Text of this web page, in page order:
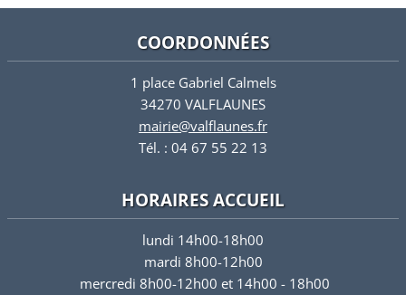
COORDONNÉES
1 place Gabriel Calmels
34270 VALFLAUNES
mairie@valflaunes.fr
Tél. : 04 67 55 22 13
HORAIRES ACCUEIL
lundi 14h00-18h00
mardi 8h00-12h00
mercredi 8h00-12h00 et 14h00 - 18h00